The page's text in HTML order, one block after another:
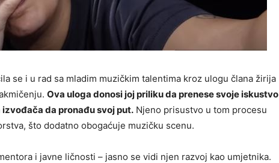
se i u rad sa mladim muzičkim talentima kroz ulogu člana žirija
Ova uloga donosi joj priliku da prenese svoje iskustvo
da pronađu svoj put. Njeno prisustvo u tom procesu
što dodatno obogaćuje muzičku scenu.
i javne ličnosti – jasno se vidi njen razvoj kao umjetnika.